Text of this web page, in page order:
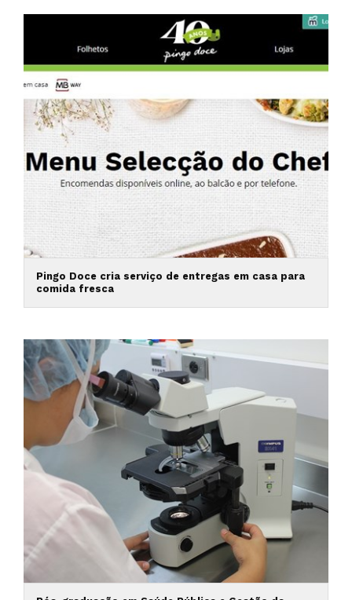
Pingo Doce cria serviço de entregas em casa para
comida fresca